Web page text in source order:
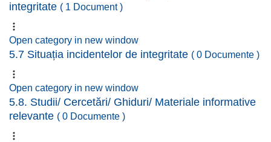
integritate ( 1 Document )
Open category in new window
5.7 Situația incidentelor de integritate ( 0 Documente )
Open category in new window
5.8. Studii/ Cercetări/ Ghiduri/ Materiale informative
relevante ( 0 Documente )